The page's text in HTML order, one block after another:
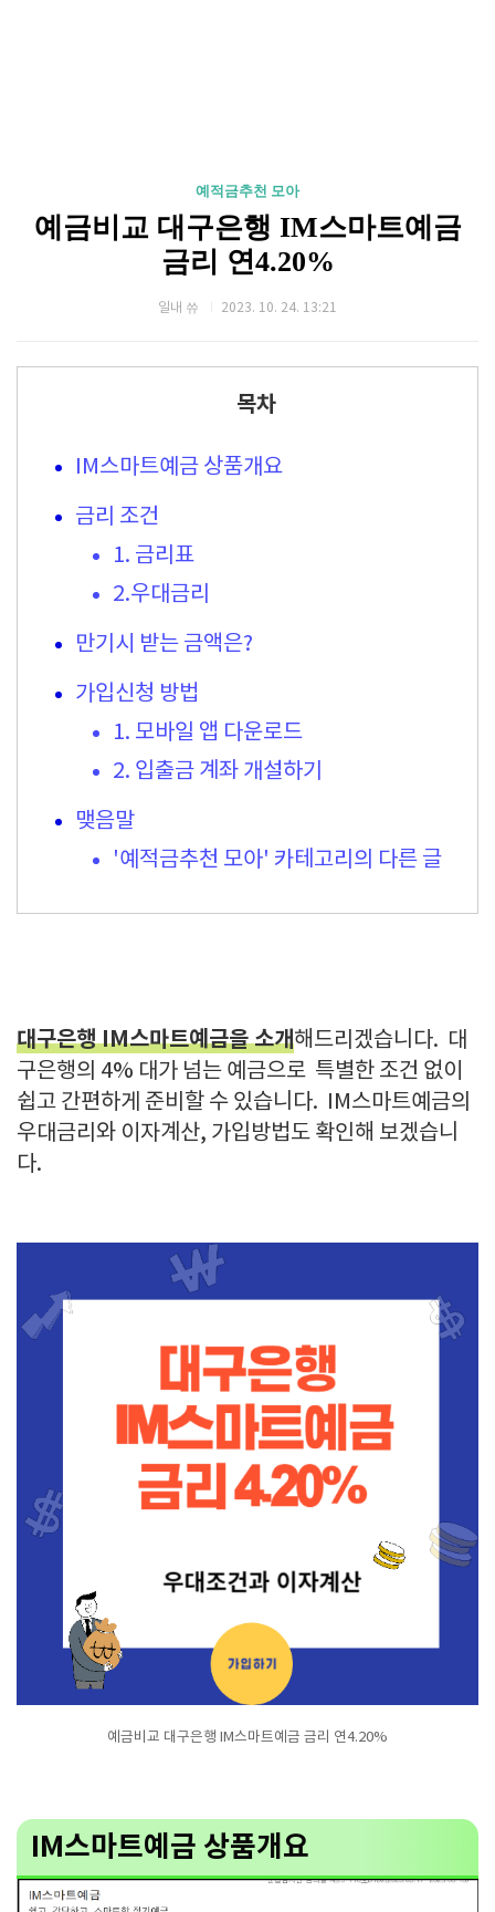
예적금추천 모아
예금비교 대구은행 IM스마트예금
금리 연4.20%
일내 쓔 2023. 10. 24. 13:21
목차
IM스마트예금 상품개요
금리 조건
1. 금리표
2.우대금리
만기시 받는 금액은?
가입신청 방법
1. 모바일 앱 다운로드
2. 입출금 계좌 개설하기
맺음말
'예적금추천 모아' 카테고리의 다른 글
대구은행 IM스마트예금을 소개해드리겠습니다. 대
구은행의 4% 대가 넘는 예금으로 특별한 조건 없이
쉽고 간편하게 준비할 수 있습니다. IM스마트예금의
우대금리와 이자계산, 가입방법도 확인해 보겠습니
다.
예금비교 대구은행 IM스마트예금 금리 연4.20%
IM스마트예금 상품개요